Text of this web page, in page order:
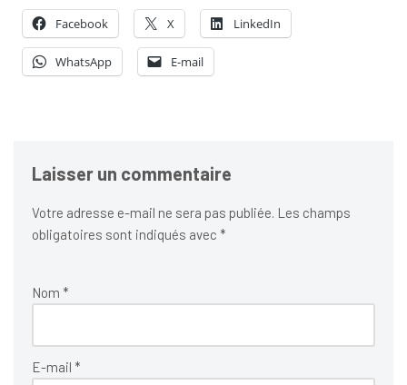
Facebook X LinkedIn
WhatsApp E-mail
Laisser un commentaire
Votre adresse e-mail ne sera pas publiée. Les champs
obligatoires sont indiqués avec *
Nom *
E-mail *